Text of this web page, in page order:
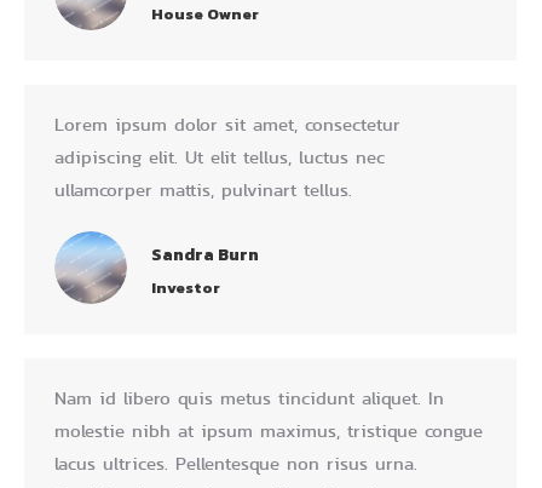
House Owner
Lorem ipsum dolor sit amet, consectetur
adipiscing elit. Ut elit tellus, luctus nec
ullamcorper mattis, pulvinart tellus.
Sandra Burn
Investor
Nam id libero quis metus tincidunt aliquet. In
molestie nibh at ipsum maximus, tristique congue
lacus ultrices. Pellentesque non risus urna.